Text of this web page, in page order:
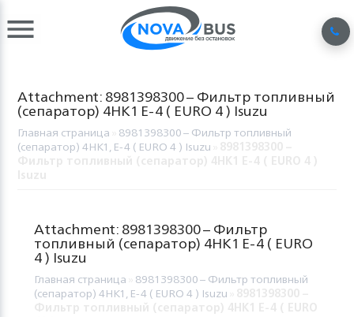
Attachment: 8981398300 – Фильтр топливный
(cепаратор) 4HK1 E-4 ( EURO 4 ) Isuzu
Главная страница 8981398300 – Фильтр топливный
(cепаратор) 4HK1, E-4 ( EURO 4 ) Isuzu
Attachment: 8981398300 – Фильтр
топливный (cепаратор) 4HK1 E-4 ( EURO
4 ) Isuzu
Главная страница 8981398300 – Фильтр топливный
(cепаратор) 4HK1, E-4 ( EURO 4 ) Isuzu